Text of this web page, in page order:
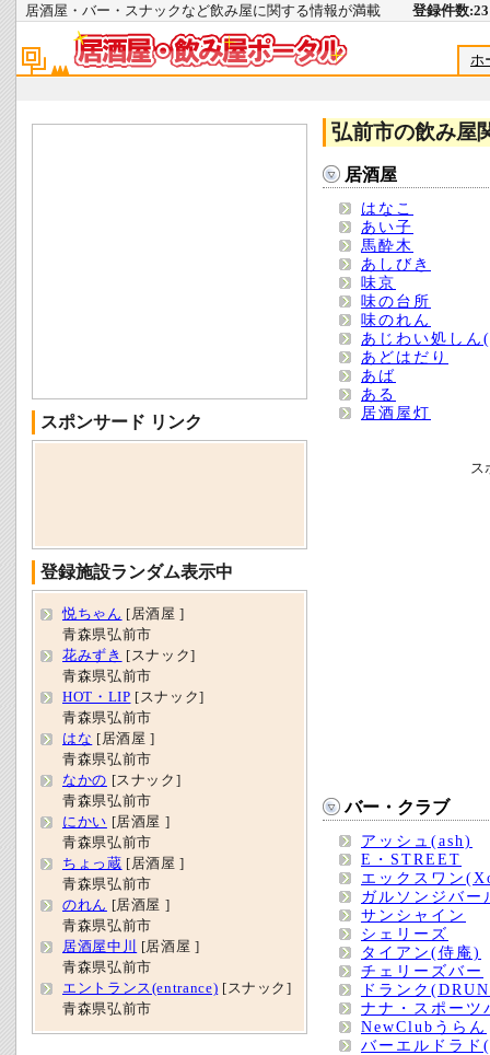
居酒屋・バー・スナックなど飲み屋に関する情報が満載 登録件数
ホ
弘前市の飲み屋
居酒屋
はなこ
あい子
馬酔木
あしびき
味京
味の台所
味のれん
あじわい処しん
あどはだり
あば
ある
居酒屋灯
ス
バー・クラブ
アッシュ(ash)
E・STREET
エックスワン
ガルソンジバー
サンシャイン
シェリーズ
タイアン(侍庵)
チェリーズバー
ドランク
ナナ・スポーツ
NewClubうらん
バーエルドラ
スポンサード リンク
登録施設ランダム表示中
悦ちゃん [居酒屋 ]
青森県弘前市
花みずき
[スナック]
青森県弘前市
HOT・LIP [スナック]
青森県弘前市
はな [居酒屋 ]
青森県弘前市
なかの [スナック]
青森県弘前市
にかい [居酒屋 ]
青森県弘前市
ちょっ蔵 [居酒屋 ]
青森県弘前市
のれん [居酒屋 ]
青森県弘前市
居酒屋中川
[居酒屋 ]
青森県弘前市
エントランス(entrance) [スナック]
青森県弘前市